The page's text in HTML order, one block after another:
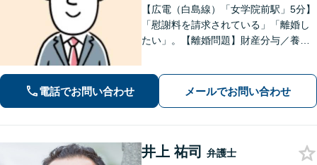
【広電（白島線）「女学院前駅」5分】
「慰謝料を請求されている」「離婚し
たい」。【離婚問題】財産分与／養育
請求など【相続・遺言】料金は明確に
細かく設定【初回相談無料】
電話でお問い合わせ メールでお問い合わせ
井上 祐司 弁護士